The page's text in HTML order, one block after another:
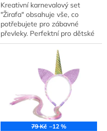
Kreativní karnevalový set
"Žirafa" obsahuje vše, co
potřebujete pro zábavné
převleky. Perfektní pro dětské
oslavy, maškarní a tematické
79 Kč –12 %